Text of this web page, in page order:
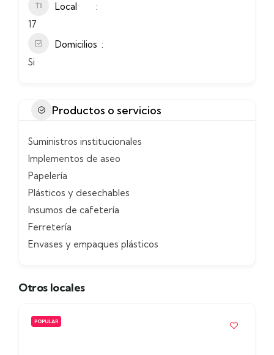
Local
17
Domicilios
Si
Productos o servicios
Suministros institucionales
Implementos de aseo
Papelería
Plásticos y desechables
Insumos de cafetería
Ferretería
Envases y empaques plásticos
Otros locales
POPULAR